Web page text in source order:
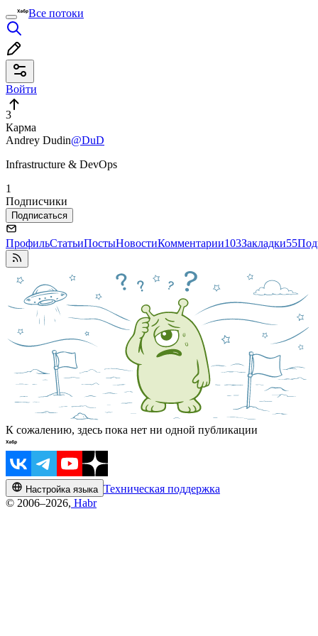
Все потоки
Войти
3
Карма
Andrey Dudin@DuD
Infrastructure & DevOps
1
Подписчики
Подписаться
ПрофильСтатьиПостыНовостиКомментарии103Закладки55
К сожалению, здесь пока нет ни одной публикации
Настройка языка Техническая поддержка
© 2006–2026, Habr